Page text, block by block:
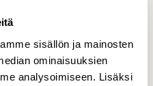
sisällön ja mainosten
ominaisuuksien
analysoimiseen. Lisäksi